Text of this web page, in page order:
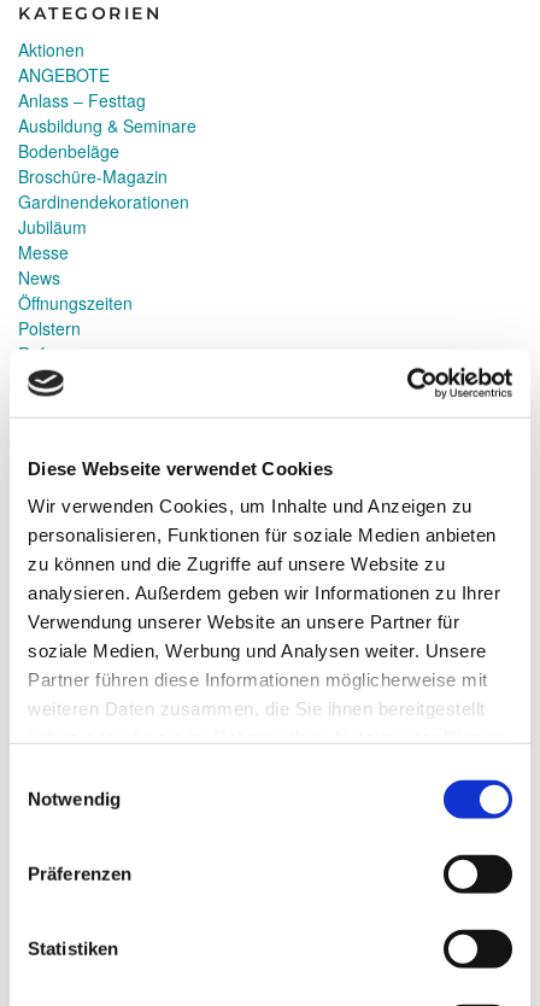
Diese Webseite verwendet Cookies
Wir verwenden Cookies, um Inhalte und Anzeigen zu
personalisieren, Funktionen für soziale Medien anbieten
zu können und die Zugriffe auf unsere Website zu
analysieren. Außerdem geben wir Informationen zu Ihrer
Verwendung unserer Website an unsere Partner für
soziale Medien, Werbung und Analysen weiter. Unsere
Partner führen diese Informationen möglicherweise mit
weiteren Daten zusammen, die Sie ihnen bereitgestellt
Notwendig
Präferenzen
Statistiken
KATEGORIEN
Aktionen
ANGEBOTE
Anlass – Festtag
Ausbildung & Seminare
Bodenbeläge
Broschüre-Magazin
Gardinendekorationen
Jubiläum
Messe
News
Öffnungszeiten
Polstern
Referenz
Sonnenschutz
Umwelt
ARCHIV
Juli 2026(1)
April 2026 (2)
März 2026
Dezember 2025 (1)
November 2025(1)
August 2025(1)
Juli 2025(1)
April 2025(1)
Juli 2024(2)
April 2024(1)
Februar 2024
Januar 2024(1)